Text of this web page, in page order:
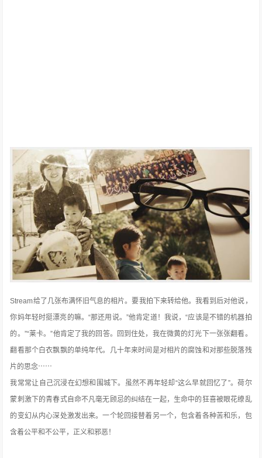
Stream给了几张布满怀旧气息的相片。要我拍下来转给他。我看到后对他说，
你妈年轻时挺漂亮的嘛。“那还用说。”他肯定道！我说，“应该是不错的机器拍
的。”“莱卡。”他肯定了我的回答。回到住处，我在微黄的灯光下一张张翻看。
翻看那个白衣飘飘的单纯年代。几十年来时间是对相片的腐蚀和对那些脱落残
片的思念⋯⋯
我常常让自己沉浸在幻想和围城下。虽然不再年轻却“这么早就回忆了”。荷尔
蒙刺激下的青春式自命不凡毫无顾忌的纠结在一起，生命中的狂喜被眼花缭乱
的变幻从内心深处激发出来。一个轮回接替着另一个，包含着各种苦和乐，包
含着公平和不公平，正义和邪恶！